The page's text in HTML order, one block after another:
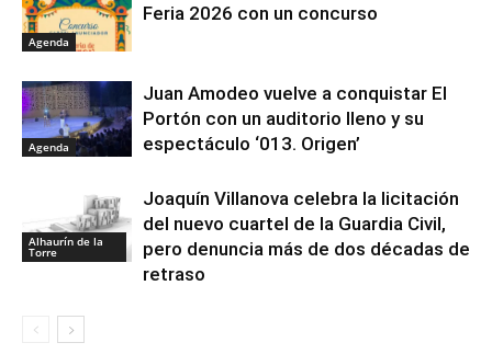
Agenda
Feria 2026 con un concurso
Agenda
Juan Amodeo vuelve a conquistar El
Portón con un auditorio lleno y su
espectáculo ‘013. Origen’
Alhaurín de la
Torre
Joaquín Villanova celebra la licitación
del nuevo cuartel de la Guardia Civil,
pero denuncia más de dos décadas de
retraso